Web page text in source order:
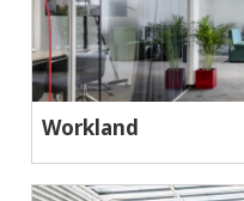
Workland